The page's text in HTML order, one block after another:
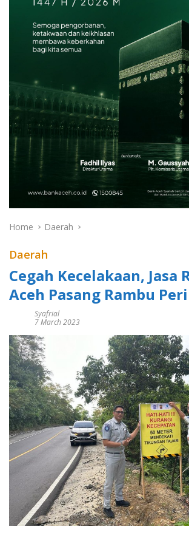
Home Daerah
Daerah
Cegah Kecelakaan, Jasa
Aceh Pasang Rambu
Syafrial
7 March 2023